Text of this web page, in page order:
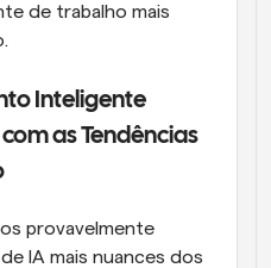
de trabalho mais
Inteligente
as Tendências
provavelmente
IA mais nuances dos